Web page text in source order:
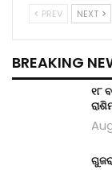
PREV NEXT
BREAKING
୧୮